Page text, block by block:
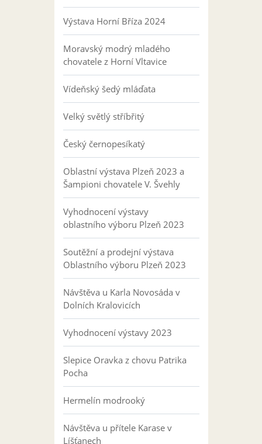
Výstava Horní Bříza 2024
Moravský modrý mladého
chovatele z Horní Vltavice
Vídeňský šedý mláďata
Velký světlý stříbřitý
Český černopesíkatý
Oblastní výstava Plzeň 2023 a
Šampioni chovatele V. Švehly
Vyhodnocení výstavy
oblastního výboru Plzeň 2023
Soutěžní a prodejní výstava
Oblastního výboru Plzeň 2023
Návštěva u Karla Novosáda v
Dolních Kralovicích
Vyhodnocení výstavy 2023
Slepice Oravka z chovu Patrika
Pocha
Hermelín modrooký
Návštěva u přítele Karase v
Líšťanech